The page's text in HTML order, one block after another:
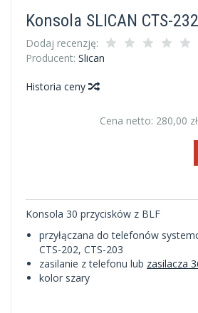
Konsola SLICAN CTS-
Dodaj recenzję:
Producent: Slican
Historia ceny
Cena netto: 280,00 zł
Konsola 30 przycisków z BLF
przyłączana do telefonów
CTS-202, CTS-203
zasilanie z telefonu lub zasilacza
kolor szary